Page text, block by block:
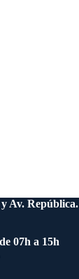
Av. República.
07h a 15h